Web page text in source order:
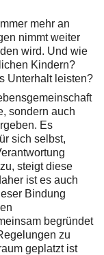
mehr an
nimmt weiter
wird. Und wie
Kindern?
Unterhalt leisten?
sondern auch
Es
sich selbst,
steigt diese
ist es auch
Bindung
begründet
zu
geplatzt ist